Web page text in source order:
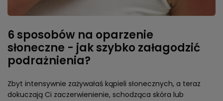
6 sposobów na oparzenie
słoneczne - jak szybko załagodzić
podrażnienia?
Zbyt intensywnie zażywałaś kąpieli słonecznych, a teraz
dokuczają Ci zaczerwienienie, schodząca skóra lub